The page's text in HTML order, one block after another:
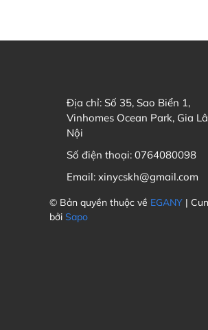
Địa chỉ: Số 35, Sao Biển 1,
Vinhomes Ocean Park, Gia
Nội
Số điện thoại: 0764080098
Email: xinycskh@gmail.com
© Bản quyền thuộc về EGANY |
bởi Sapo